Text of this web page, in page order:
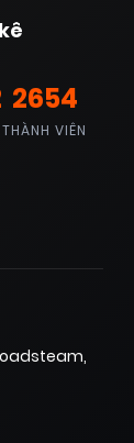
2654
THÀNH VIÊN
,